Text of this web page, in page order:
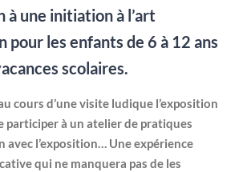
à une initiation à l’art
pour les enfants de 6 à 12 ans
scolaires.
cours d’une visite ludique l’exposition
participer à un atelier de pratiques
avec l’exposition… Une expérience
qui ne manquera pas de les